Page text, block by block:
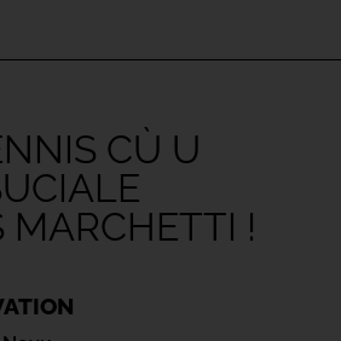
CÙ U
MARCHETTI !